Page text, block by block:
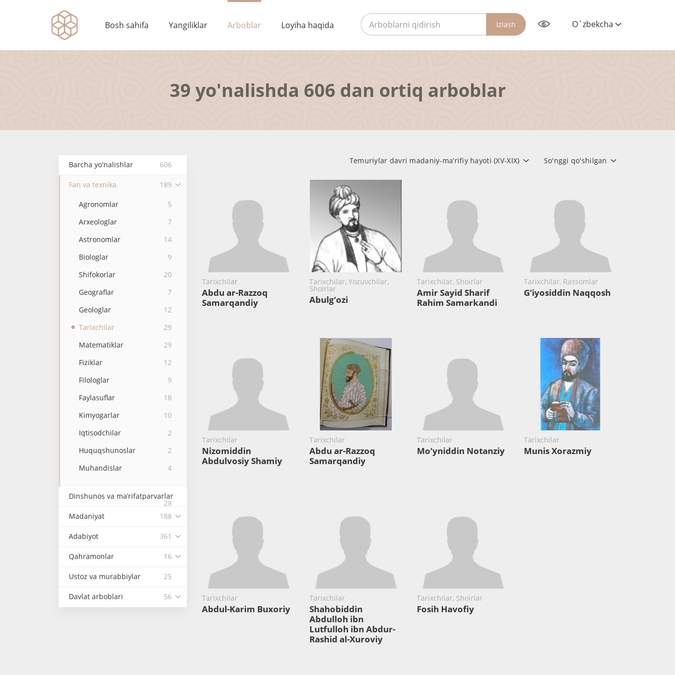
Bosh sahifa Yangiliklar Arboblar Loyiha haqida Izlash O`zbekcha
39 yo'nalishda 606 dan ortiq arboblar
Barcha yo'nalishlar 606
Fan va texnika 189
Agronomlar
5
Arxeologlar
7
Astronomlar
14
Biologlar
9
Shifokorlar
20
Geograflar
7
Geologlar
12
Tarixchilar
29
Matematiklar
29
Fiziklar
12
Filologlar
9
Faylasuflar
18
Kimyogarlar
10
Iqtisodchilar
2
Huquqshunoslar
2
Muhandislar
4
Dinshunos va ma’rifatparvarlar
28
Madaniyat
188
Adabiyot 361
Qahramonlar 16
Ustoz va murabbiylar 25
Davlat arboblari 56
So'nggi qo'shilgan
Temuriylar davri madaniy-ma’rifiy hayoti (XV-XIX)
Tarixchilar
Abdu ar-Razzoq
Samarqandiy
Tarixchilar, Yozuvchilar,
Shoirlar
Abulg‘ozi
Tarixchilar, Shoirlar
Amir Sayid Sharif
Rahim Samarkandi
Tarixchilar, Rassomlar
G‘iyosiddin Naqqosh
Tarixchilar
Nizomiddin
Abdulvosiy Shamiy
Tarixchilar
Abdu ar-Razzoq
Samarqandiy
Tarixchilar
Mo‘yniddin Notanziy
Tarixchilar
Munis Xorazmiy
Tarixchilar
Abdul-Karim Buxoriy
Tarixchilar
Shahobiddin
Abdulloh ibn
Lutfulloh ibn Abdur-
Rashid al-Xuroviy
Tarixchilar, Shoirlar
Fosih Havofiy